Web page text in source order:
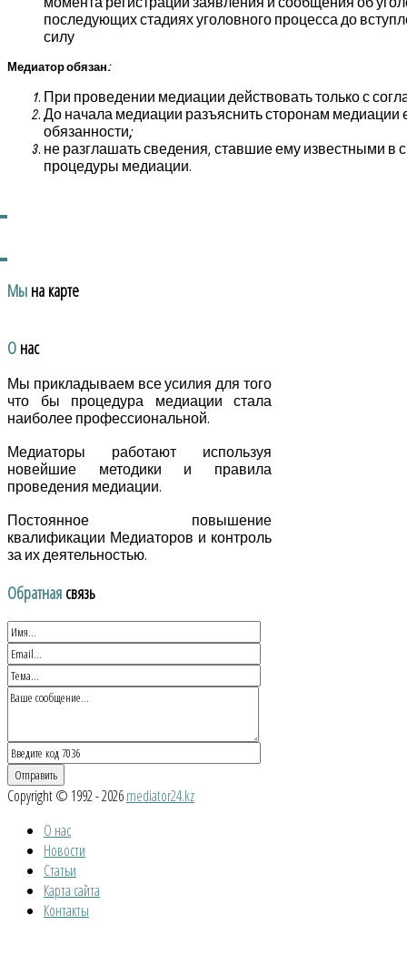
последующих стадиях уголовного процесса до
силу
Медиатор обязан:
При проведении медиации действовать только с
До начала медиации разъяснить сторонам медиации
обязанности;
не разглашать сведения, ставшие ему известными в
процедуры медиации.
Мы на карте
О нас
Мы прикладываем все усилия для того
что бы процедура медиации стала
наиболее профессиональной.
Медиаторы работают используя
новейшие методики и правила
проведения медиации.
Постоянное повышение
квалификации Медиаторов и контроль
за их деятельностью.
Обратная связь
Copyright © 1992 - 2026mediator24.kz
О нас
Новости
Статьи
Карта сайта
Контакты